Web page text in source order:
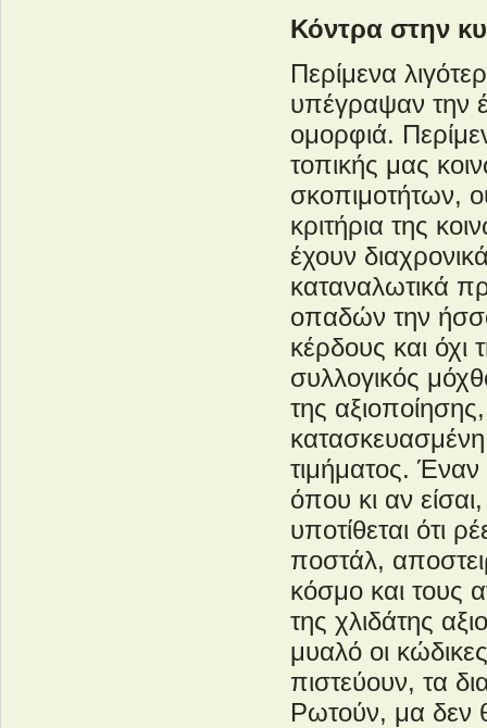
Κόντρα στην
Περίμενα
υπέγραψαν την
ομορφιά.
τοπικής μας
σκοπιμοτήτων,
κριτήρια της
έχουν
καταναλωτικά
οπαδών την
κέρδους και όχι
συλλογικός
της
τιμήματος.
όπου κι αν
υποτίθεται ότι
ποστάλ,
κόσμο και τους
της χλιδάτης
μυαλό οι
πιστεύουν, τα
Ρωτούν, μα δεν